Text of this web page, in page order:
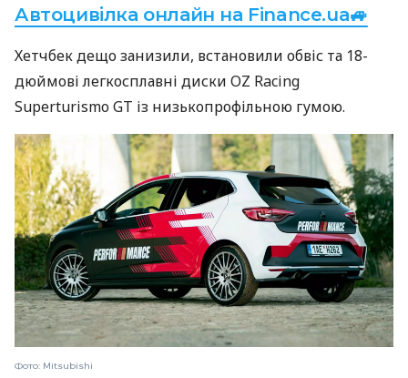
Автоцивілка онлайн на Finance.ua🚙
Хетчбек дещо занизили, встановили обвіс та 18-
дюймові легкосплавні диски OZ Racing
Superturismo GT із низькопрофільною гумою.
Фото: Mitsubishi